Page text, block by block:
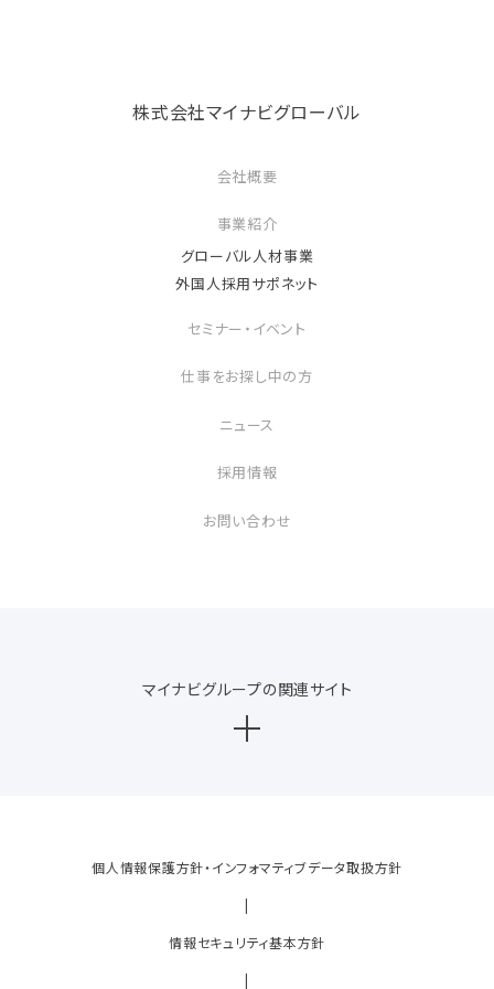
株式会社マイナビグローバル
会社概要
事業紹介
グローバル人材事業
外国人採用サポネット
セミナー・イベント
仕事をお探し中の方
ニュース
採用情報
お問い合わせ
マイナビグループの関連サイト
個人情報保護方針・インフォマティブデータ取扱方針
|
情報セキュリティ基本方針
|